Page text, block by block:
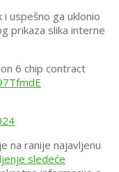
uspešno ga uklonio
prikaza slika interne
6 chip contract
na ranije najavljenu
sledeće